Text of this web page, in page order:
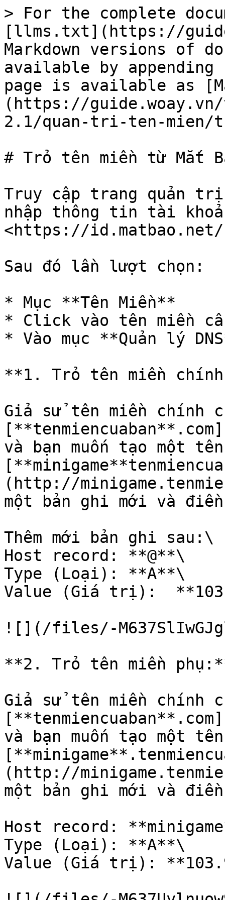
> For the complete
[llms.txt](https://
Markdown versions of
available by
page is available as
(https://
2.1/quan-tri-ten-mien/
# Trỏ tên miền từ Mắt
Truy cập trang quản trị
nhập thông tin tài
<https://
Sau đó lần lượt chọn:
* Mục **Tên Miền**
* Click vào tên miền
* Vào mục **Quản lý
**1. Trỏ tên miền
Giả sử tên miền chính
và bạn muốn tạo một
(http://
một bản ghi mới và
Thêm mới bản ghi sau:\
Host record: **@**\
Type (Loại): **A**\
Value (Giá trị):
![](/files/-
**2. Trỏ tên miền
Giả sử tên miền chính
và bạn muốn tạo một
(http://
một bản ghi mới và
Host record:
Type (Loại): **A**\
Value (Giá trị):